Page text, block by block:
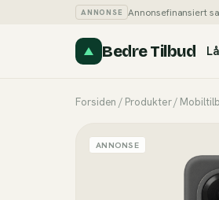
ANNONSE Annonsefinansiert
Bedre Tilbud
Forsiden / Produkter/
ANNONSE